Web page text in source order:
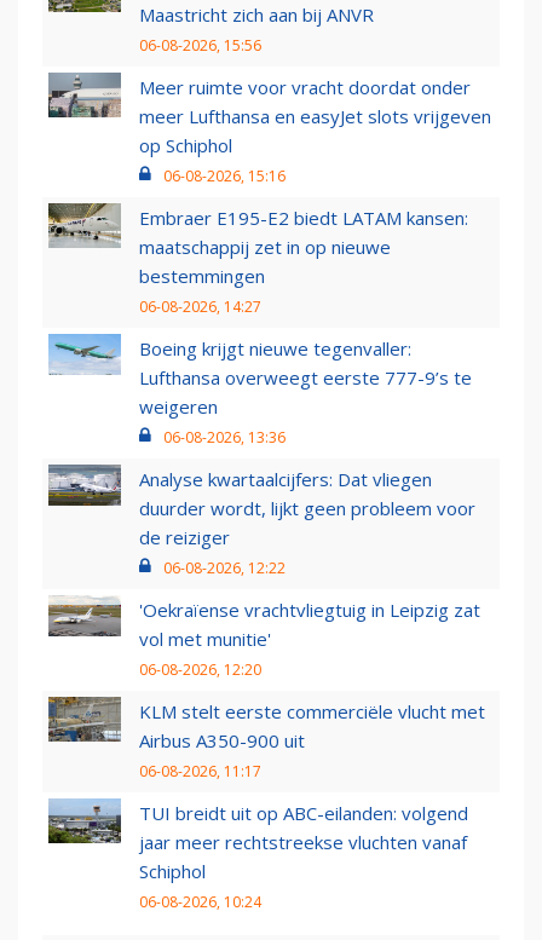
Maastricht zich aan bij ANVR
06-08-2026, 15:56
Meer ruimte voor vracht doordat onder
meer Lufthansa en easyJet slots vrijgeven
op Schiphol
06-08-2026, 15:16
Embraer E195-E2 biedt LATAM kansen:
maatschappij zet in op nieuwe
bestemmingen
06-08-2026, 14:27
Boeing krijgt nieuwe tegenvaller:
Lufthansa overweegt eerste 777-9’s te
weigeren
06-08-2026, 13:36
Analyse kwartaalcijfers: Dat vliegen
duurder wordt, lijkt geen probleem voor
de reiziger
06-08-2026, 12:22
'Oekraïense vrachtvliegtuig in Leipzig zat
vol met munitie'
06-08-2026, 12:20
KLM stelt eerste commerciële vlucht met
Airbus A350-900 uit
06-08-2026, 11:17
TUI breidt uit op ABC-eilanden: volgend
jaar meer rechtstreekse vluchten vanaf
Schiphol
06-08-2026, 10:24